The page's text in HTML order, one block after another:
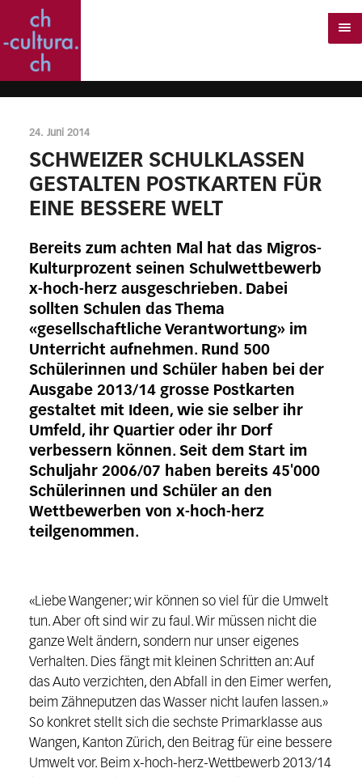
24. Juni 2014
SCHWEIZER SCHULKLASSEN
GESTALTEN POSTKARTEN FÜR
EINE BESSERE WELT
Bereits zum achten Mal hat das Migros-
Kulturprozent seinen Schulwettbewerb
x-hoch-herz ausgeschrieben. Dabei
sollten Schulen das Thema
«gesellschaftliche Verantwortung» im
Unterricht aufnehmen. Rund 500
Schülerinnen und Schüler haben bei der
Ausgabe 2013/14 grosse Postkarten
gestaltet mit Ideen, wie sie selber ihr
Umfeld, ihr Quartier oder ihr Dorf
verbessern können. Seit dem Start im
Schuljahr 2006/07 haben bereits 45'000
Schülerinnen und Schüler an den
Wettbewerben von x-hoch-herz
teilgenommen.
«Liebe Wangener; wir können so viel für die Umwelt
tun. Aber oft sind wir zu faul. Wir müssen nicht die
ganze Welt ändern, sondern nur unser eigenes
Verhalten. Dies fängt mit kleinen Schritten an: Auf
das Auto verzichten, den Abfall in den Eimer werfen,
beim Zähneputzen das Wasser nicht laufen lassen.»
So konkret stellt sich die sechste Primarklasse aus
Wangen, Kanton Zürich, den Beitrag für eine bessere
Umwelt vor. Beim x-hoch-herz-Wettbewerb 2013/14